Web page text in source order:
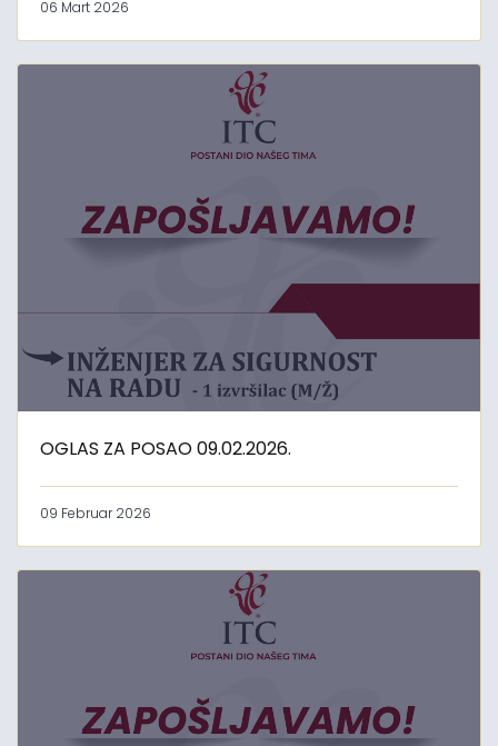
06 Mart 2026
OGLAS ZA POSAO 09.02.2026.
09 Februar 2026